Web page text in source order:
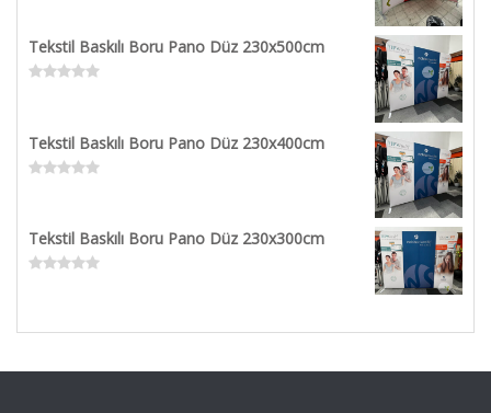
of
Tekstil Baskılı Boru Pano Düz 230x500cm
of
Tekstil Baskılı Boru Pano Düz 230x400cm
of
Tekstil Baskılı Boru Pano Düz 230x300cm
of